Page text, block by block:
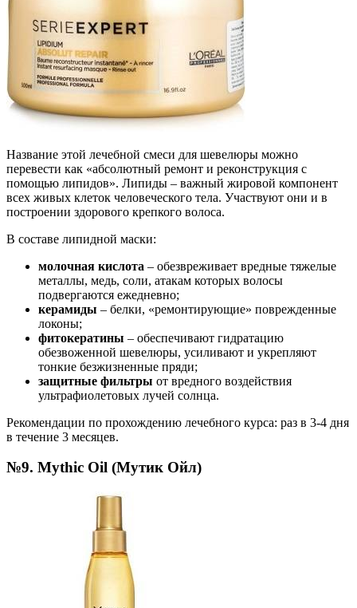
Название этой лечебной смеси для шевелюры можно
перевести как «абсолютный ремонт и реконструкция с
помощью липидов». Липиды – важный жировой компонент
всех живых клеток человеческого тела. Участвуют они и в
построении здорового крепкого волоса.
В составе липидной маски:
молочная кислота – обезвреживает вредные тяжелые
металлы, медь, соли, атакам которых волосы
подвергаются ежедневно;
керамиды – белки, «ремонтирующие» поврежденные
локоны;
фитокератины – обеспечивают гидратацию
обезвоженной шевелюры, усиливают и укрепляют
тонкие безжизненные пряди;
защитные фильтры от вредного воздействия
ультрафиолетовых лучей солнца.
Рекомендации по прохождению лечебного курса: раз в 3-4 дня
в течение 3 месяцев.
№9. Mythic Oil (Мутик Ойл)